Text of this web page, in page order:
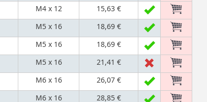
M4 x 12
15,63 €
M5 x 16
18,69 €
M5 x 16
18,69 €
M5 x 16
21,41 €
M6 x 16
26,07 €
M6 x 16
28,85 €